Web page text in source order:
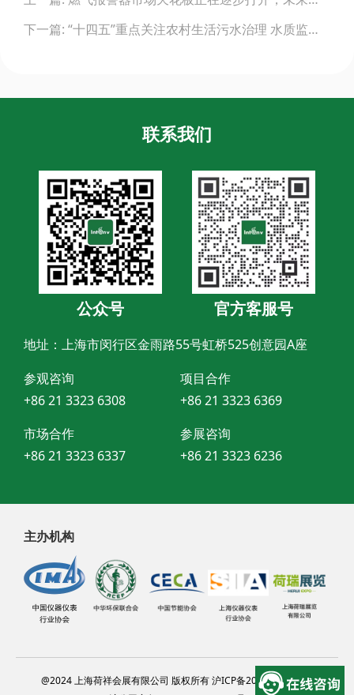
下一篇: “十四五”重点关注农村生活污水治理 水质监测不可缺
联系我们
公众号 官方客服号
地址：上海市闵行区金雨路55号虹桥525创意园A座
参观咨询
+86 21 3323 6308
项目合作
+86 21 3323 6369
市场合作
+86 21 3323 6337
参展咨询
+86 21 3323 6236
主办机构
@2024 上海荷祥会展有限公司 版权所有 沪ICP备20012314号-13